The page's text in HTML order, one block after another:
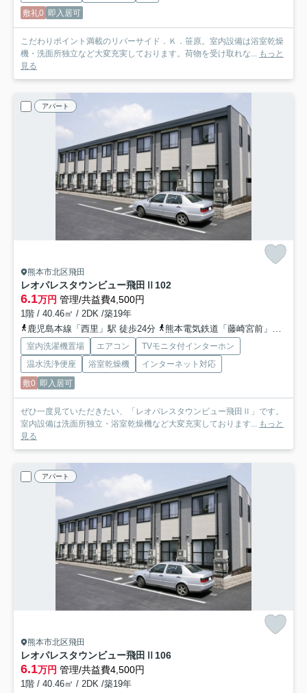
敷礼0 即入居可
こだわりポイント満載のリバーサイド．Ｋ．笹原。室内設備は浴室乾燥
機・洗面所独立など大変充実しております。荷物を受け取れな... もっと
見る
アパート
熊本市北区飛田
レオパレスタウンビュー飛田Ⅱ 102
6.1万円 管理/共益費4,500円
1階 / 40.46㎡ / 2DK /築19年
鹿児島本線「西里」駅 徒歩24分
熊本電気鉄道「藤崎宮前」駅 バス34分 「外沖」 停歩5分
室内洗濯機置場 エアコン
TVモニタ付インターホン
温水洗浄便座
浴室乾燥機
インターネット対応
敷0 即入居可
ぜひ一度見ていただきたい、「レオパレスタウンビュー飛田Ⅱ」です。
室内設備は洗面所独立・浴室乾燥機など大変充実しております... もっと
見る
アパート
熊本市北区飛田
レオパレスタウンビュー飛田Ⅱ 106
6.1万円 管理/共益費4,500円
1階 / 40.46㎡ / 2DK /築19年